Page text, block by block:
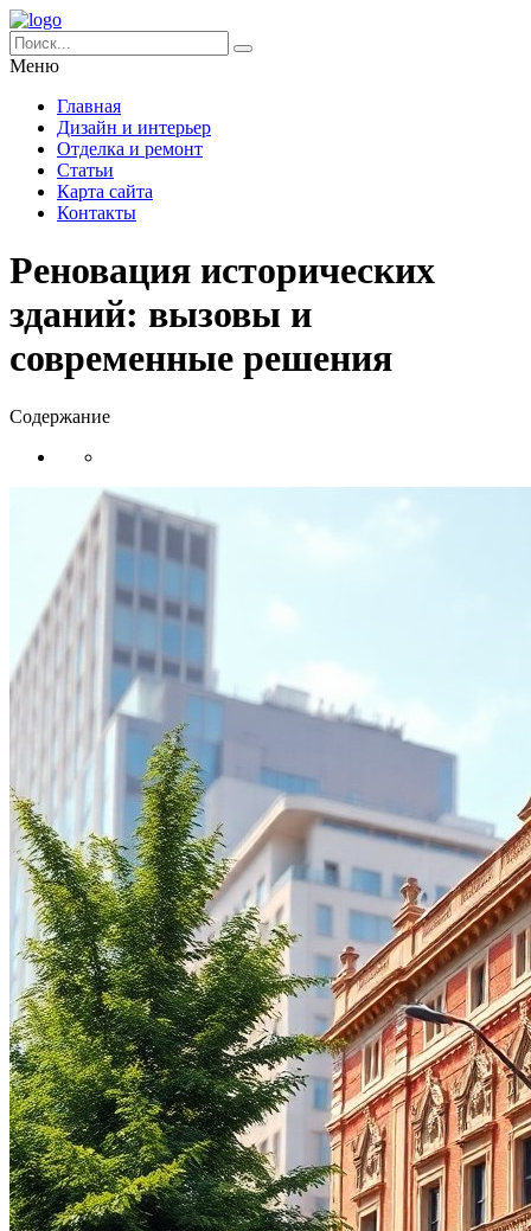
Меню
Главная
Дизайн и интерьер
Отделка и ремонт
Статьи
Карта сайта
Контакты
Реновация исторических
зданий: вызовы и
современные решения
Содержание